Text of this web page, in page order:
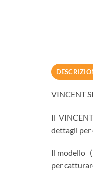
VINCENT
Il
dettagli per
Il modello
per